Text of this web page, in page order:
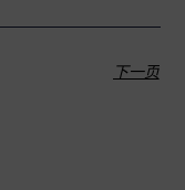
下一页